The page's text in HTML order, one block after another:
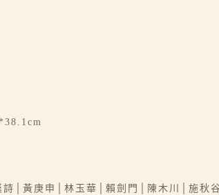
│黃庚申│林玉華│賴劍門│陳木川│施